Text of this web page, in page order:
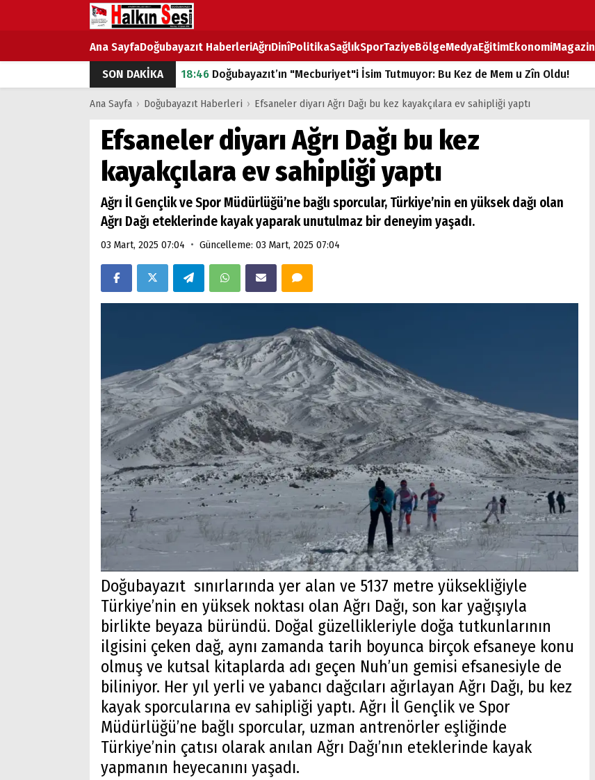
Ana SayfaDoğubayazıt HaberleriAğrıDinîPolitikaSağlıkSporTaziyeBölgeMedyaEğitimEkonomiMagazin
SON DAKİKA
18:46 Doğubayazıt’ın "Mecburiyet"i İsim Tutmuyor: Bu Kez de Mem u Zîn Oldu!
07:53Doğubayazıt’ta Ekmek Fiyatlarına Zam
07:16
Doğubayazıt'ta çocukların sırtındaki ağır yük
07:00DEVLET ve HÜKÜMET
18:29ÇARŞI CADDESİ YAZ BOZ TAHTASI
Ana Sayfa › Doğubayazıt Haberleri › Efsaneler diyarı Ağrı Dağı bu kez kayakçılara ev sahipliği yaptı
Efsaneler diyarı Ağrı Dağı bu kez
kayakçılara ev sahipliği yaptı
Ağrı İl Gençlik ve Spor Müdürlüğü’ne bağlı sporcular, Türkiye’nin en yüksek dağı olan
Ağrı Dağı eteklerinde kayak yaparak unutulmaz bir deneyim yaşadı.
03 Mart, 2025 07:04 • Güncelleme: 03 Mart, 2025 07:04
Doğubayazıt sınırlarında yer alan ve 5137 metre yüksekliğiyle
Türkiye’nin en yüksek noktası olan Ağrı Dağı, son kar yağışıyla
birlikte beyaza büründü. Doğal güzellikleriyle doğa tutkunlarının
ilgisini çeken dağ, aynı zamanda tarih boyunca birçok efsaneye konu
olmuş ve kutsal kitaplarda adı geçen Nuh’un gemisi efsanesiyle de
biliniyor. Her yıl yerli ve yabancı dağcıları ağırlayan Ağrı Dağı, bu kez
kayak sporcularına ev sahipliği yaptı. Ağrı İl Gençlik ve Spor
Müdürlüğü’ne bağlı sporcular, uzman antrenörler eşliğinde
Türkiye’nin çatısı olarak anılan Ağrı Dağı’nın eteklerinde kayak
yapmanın heyecanını yaşadı.